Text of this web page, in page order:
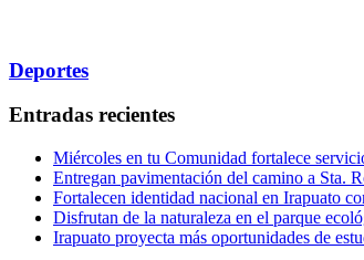
Deportes
Entradas recientes
Miércoles en tu Comunidad fortalece
Entregan pavimentación del camino a Sta.
Fortalecen identidad nacional en Irapuato
Disfrutan de la naturaleza en el parque
Irapuato proyecta más oportunidades de